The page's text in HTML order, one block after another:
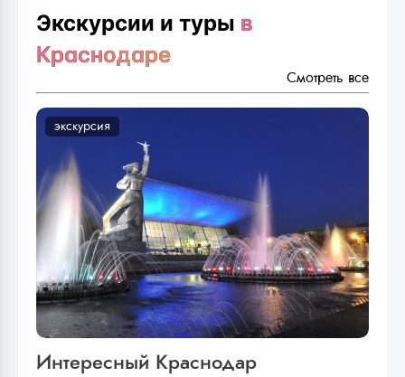
Экскурсии и туры в
Краснодаре
Смотреть все
экскурсия
Интересный Краснодар